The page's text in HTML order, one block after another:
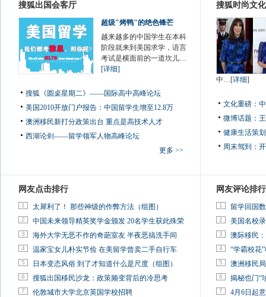
搜狐出国会客厅
超级"烤鸭"的绝色锋芒
越来越多的中国学生在本科
阶段就来到美国求学，语言
考试是横面前的一道坎儿…
[详细]
搜狐《圆桌星期二》——国际高中高峰论坛
美国2010开放门户报告：中国留学生增至12.8万
澳洲移民新打分政策出台 重点是高技术人才
西湖论剑——留学领军人物高峰论坛
更多 >>
搜狐时尚文
中…[详细]
文化重磅：
微博话题：
健康生活策
周末驾到：
网友点击排行
1 太犀利了！ 那些神级的作弊方法（组图）
2 中国未来领导精英奖学金颁发 20名学生获此殊荣
3 海外大学无恶不作的奇葩室友 半夜恶搞洗手间
4 温家宝女儿朴实节俭 在美留学曾卖二手自行车
5 日本变态风俗 到了才知道什么是尺度（组图）
6 搜狐出国移民沙龙：政策频变背后的冷思考
7 伦敦城市大学北京英国学校招聘
网友评论排行
1 留学回国
2 美国名校
3 澳际移民
4 “学霸校花
5 澳洲移民
6 揭秘也门“
7 4月6日起